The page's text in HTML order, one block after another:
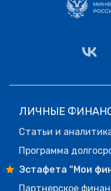
ЛИЧНЫЕ
Статьи и
Программа
Эстафета "Мои
Партнерское